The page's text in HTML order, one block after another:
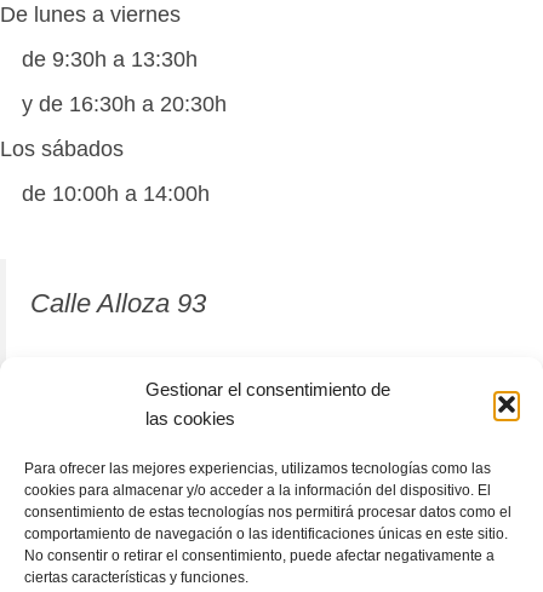
Gestionar el consentimiento de
las cookies
Para ofrecer las mejores experiencias, utilizamos tecnologías como las
cookies para almacenar y/o acceder a la información del dispositivo. El
consentimiento de estas tecnologías nos permitirá procesar datos como el
comportamiento de navegación o las identificaciones únicas en este sitio.
No consentir o retirar el consentimiento, puede afectar negativamente a
ciertas características y funciones.
De lunes a viernes
de 9:30h a 13:30h
y de 16:30h a 20:30h
Los sábados
de 10:00h a 14:00h
Calle Alloza 93
12001 Castellón de la Plana
964 81 37 63